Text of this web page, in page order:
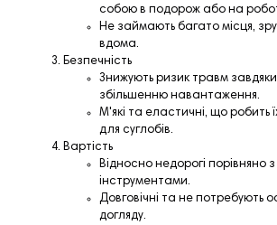
собою в подорож або на
Не займають багато місця,
вдома.
Безпечність
Знижують ризик травм
збільшенню навантаження.
М'які та еластичні, що робить
для суглобів.
Вартість
Відносно недорогі порівняно
інструментами.
Довговічні та не потребують
догляду.